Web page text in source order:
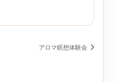
アロマ瞑想体験会